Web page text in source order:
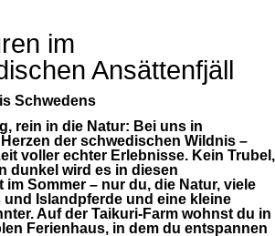
im
Ansättenfjäll
Schwedens
rein in die Natur: Bei uns in
der schwedischen Wildnis –
voller echter Erlebnisse. Kein Trubel,
dunkel wird es in diesen
im Sommer – nur du, die Natur, viele
Islandpferde und eine kleine
Auf der Taikuri-Farm wohnst du in
Ferienhaus, in dem du entspannen